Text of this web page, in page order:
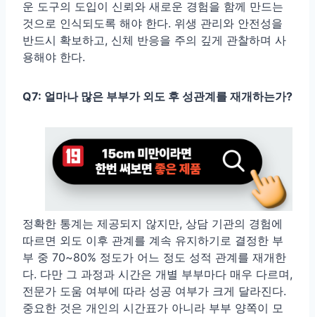
운 도구의 도입이 신뢰와 새로운 경험을 함께 만드는
것으로 인식되도록 해야 한다. 위생 관리와 안전성을
반드시 확보하고, 신체 반응을 주의 깊게 관찰하며 사
용해야 한다.
Q7: 얼마나 많은 부부가 외도 후 성관계를 재개하는가?
정확한 통계는 제공되지 않지만, 상담 기관의 경험에
따르면 외도 이후 관계를 계속 유지하기로 결정한 부
부 중 70~80% 정도가 어느 정도 성적 관계를 재개한
다. 다만 그 과정과 시간은 개별 부부마다 매우 다르며,
전문가 도움 여부에 따라 성공 여부가 크게 달라진다.
중요한 것은 개인의 시간표가 아니라 부부 양쪽이 모